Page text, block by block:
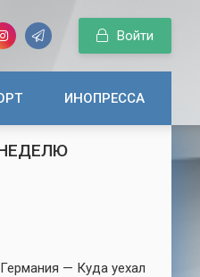
Войти
ИНОПРЕССА
Германия — Куда уехал